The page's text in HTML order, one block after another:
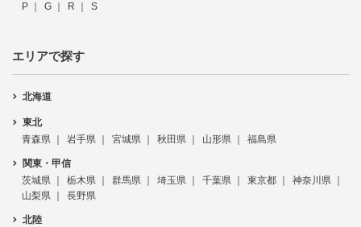
P
G R S
エリアで探す
北海道
東北
青森県
岩手県 宮城県 秋田県 山形県 福島県
関東・甲信
茨城県
栃木県 群馬県 埼玉県 千葉県 東京都
神奈川県
山梨県
長野県
北陸